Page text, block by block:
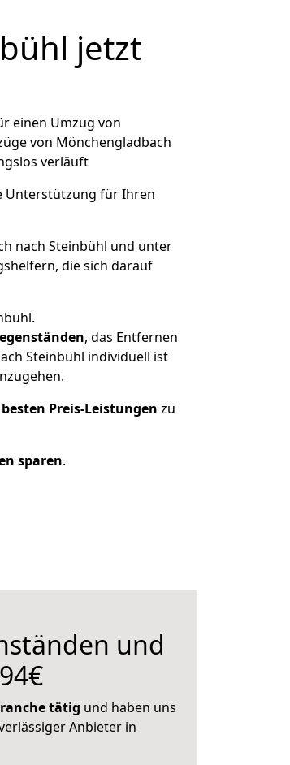
jetzt
einen Umzug von
von Mönchengladbach
verläuft
Unterstützung für Ihren
nach Steinbühl und unter
die sich darauf
, das Entfernen
Steinbühl individuell ist
besten Preis-Leistungen zu
sparen.
und
tätig und haben uns
Anbieter in